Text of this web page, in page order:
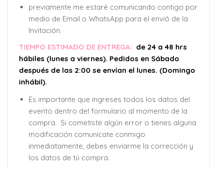
previamente me estaré comunicando contigo por
medio de Email o WhatsApp para el envió de la
Invitación.
TIEMPO ESTIMADO DE ENTREGA: de 24 a 48 hrs
hábiles (lunes a viernes). Pedidos en Sábado
después de las 2:00 se envían el lunes. (Domingo
inhábil).
Es importante que ingreses todos los datos del
evento dentro del formulario al momento de la
compra. Si cometiste algún error o tienes alguna
modificación comunícate conmigo
inmediatamente, debes enviarme la corrección y
los datos de tú compra.